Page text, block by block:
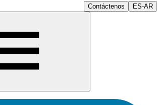
Contáctenos ES-AR